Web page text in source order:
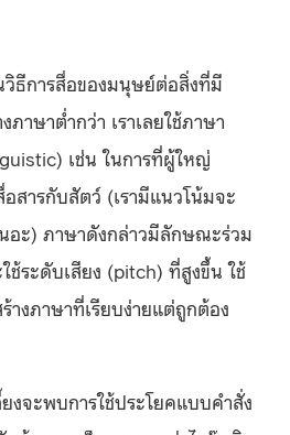
วิธีการสื่อของมนุษย์ต่อสิ่งที่มี
าษาต่ำกว่า เราเลยใช้ภาษา
เช่น ในการที่ผู้ใหญ่
สารกับสัตว์ (เรามีแนวโน้มจะ
นอะ) ภาษาดังกล่าวมีลักษณะร่วม
ช้ระดับเสียง (pitch) ที่สูงขึ้น ใช้
างภาษาที่เรียบง่ายแต่ถูกต้อง
งจะพบการใช้ประโยคแบบคำสั่ง